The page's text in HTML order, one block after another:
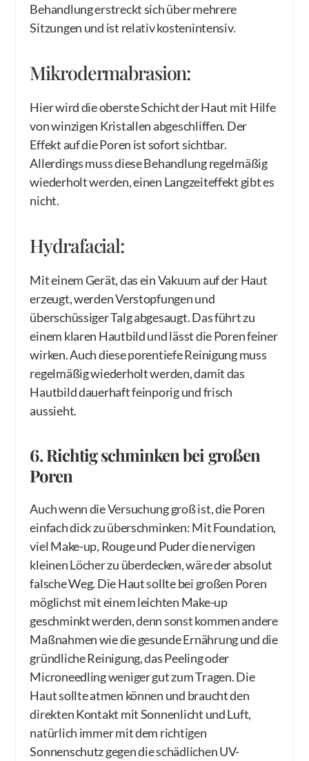
Behandlung erstreckt sich über mehrere
Sitzungen und ist relativ kostenintensiv.
Mikrodermabrasion:
Hier wird die oberste Schicht der Haut mit Hilfe
von winzigen Kristallen abgeschliffen. Der
Effekt auf die Poren ist sofort sichtbar.
Allerdings muss diese Behandlung regelmäßig
wiederholt werden, einen Langzeiteffekt gibt es
nicht.
Hydrafacial:
Mit einem Gerät, das ein Vakuum auf der Haut
erzeugt, werden Verstopfungen und
überschüssiger Talg abgesaugt. Das führt zu
einem klaren Hautbild und lässt die Poren feiner
wirken. Auch diese porentiefe Reinigung muss
regelmäßig wiederholt werden, damit das
Hautbild dauerhaft feinporig und frisch
aussieht.
6. Richtig schminken bei großen
Poren
Auch wenn die Versuchung groß ist, die Poren
einfach dick zu überschminken: Mit Foundation,
viel Make-up, Rouge und Puder die nervigen
kleinen Löcher zu überdecken, wäre der absolut
falsche Weg. Die Haut sollte bei großen Poren
möglichst mit einem leichten Make-up
geschminkt werden, denn sonst kommen andere
Maßnahmen wie die gesunde Ernährung und die
gründliche Reinigung, das Peeling oder
Microneedling weniger gut zum Tragen. Die
Haut sollte atmen können und braucht den
direkten Kontakt mit Sonnenlicht und Luft,
natürlich immer mit dem richtigen
Sonnenschutz gegen die schädlichen UV-